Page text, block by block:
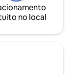
no local